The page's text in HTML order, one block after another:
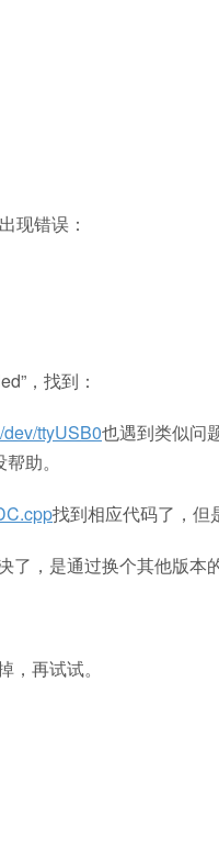
现错误：
，找到：
ttyUSB0也遇到类似问
助。
找到相应代码了，但
了，是通过换个其他版本
再试试。